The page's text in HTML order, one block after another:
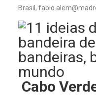
Brasil,
Cabo